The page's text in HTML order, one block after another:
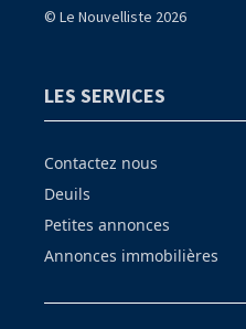
© Le Nouvelliste 2026
LES SERVICES
Contactez nous
Deuils
Petites annonces
Annonces immobilières